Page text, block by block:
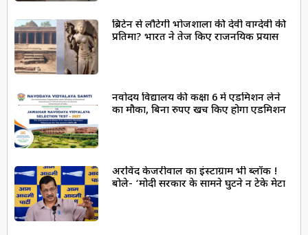
ब्रिटेन से लौटेगी भोजशाला की देवी वाग्देवी की
प्रतिमा? भारत ने तेज किए राजनयिक प्रयास
नवोदय विद्यालय की कक्षा 6 में एडमिशन लेने
का मौका, बिना रुपए खर्च किए होगा एडमिशन
अरविंद केजरीवाल का इंस्टाग्राम भी ब्लॉक !
बोले- ‘मोदी सरकार के सामने घुटने न टेके मेटा